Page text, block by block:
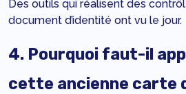
Des outils qui réalisent des
document d’identité ont vu le jour.
4. Pourquoi faut-il
cette ancienne carte